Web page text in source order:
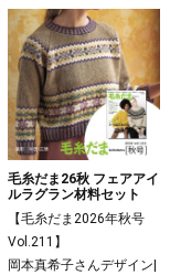
毛糸だま26秋 フェアアイ
ルラグラン材料セット
【毛糸だま2026年秋号
Vol.211】
岡本真希子さんデザイン|